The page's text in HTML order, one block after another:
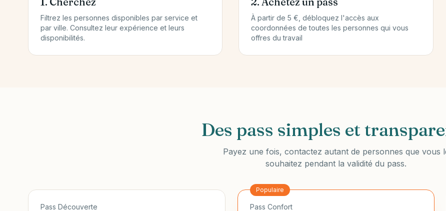
Filtrez les personnes disponibles par service et
par ville. Consultez leur expérience et leurs
disponibilités.
À partir de 5 €, débloquez l'accès aux
coordonnées de toutes les personnes qui vous
offres du travail
Des pass simples et
Payez une fois, contactez autant de personnes que vous
souhaitez pendant la validité du pass.
Pass Découverte
Populaire
Pass Confort